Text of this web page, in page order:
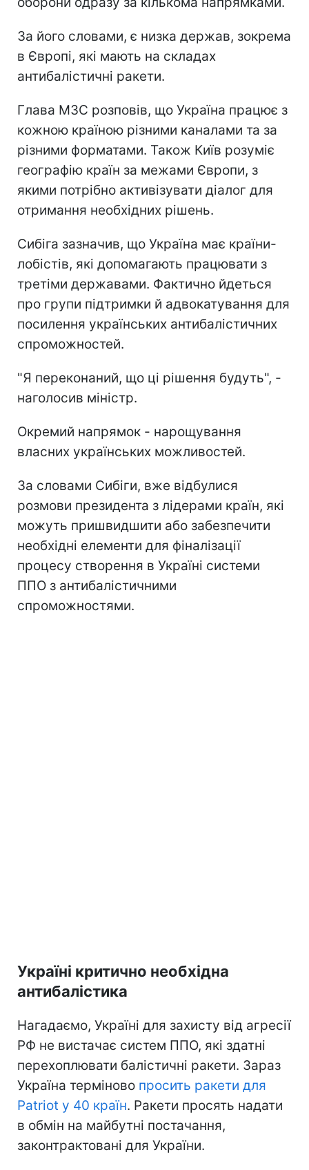
За його словами, є низка держав, зокрема
в Європі, які мають на складах
антибалістичні ракети.
Глава МЗС розповів, що Україна працює з
кожною країною різними каналами та за
різними форматами. Також Київ розуміє
географію країн за межами Європи, з
якими потрібно активізувати діалог для
отримання необхідних рішень.
Сибіга зазначив, що Україна має країни-
лобістів, які допомагають працювати з
третіми державами. Фактично йдеться
про групи підтримки й адвокатування для
посилення українських антибалістичних
спроможностей.
"Я переконаний, що ці рішення будуть", -
наголосив міністр.
Окремий напрямок - нарощування
власних українських можливостей.
За словами Сибіги, вже відбулися
розмови президента з лідерами країн, які
можуть пришвидшити або забезпечити
необхідні елементи для фіналізації
процесу створення в Україні системи
ППО з антибалістичними
спроможностями.
Україні критично необхідна
антибалістика
Нагадаємо, Україні для захисту від агресії
РФ не вистачає систем ППО, які здатні
перехоплювати балістичні ракети. Зараз
Україна терміново просить ракети для
Patriot у 40 країн. Ракети просять надати
в обмін на майбутні постачання,
законтрактовані для України.